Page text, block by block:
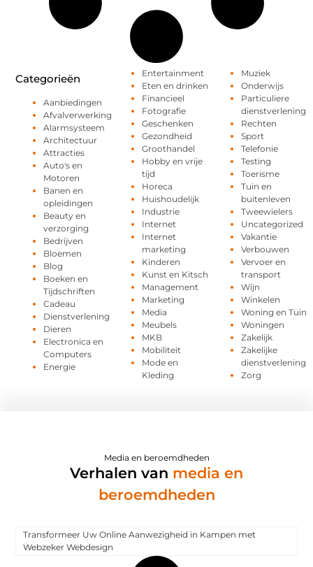
Categorieën
Aanbiedingen
Afvalverwerking
Alarmsysteem
Architectuur
Attracties
Auto's en
Motoren
Banen en
opleidingen
Beauty en
verzorging
Bedrijven
Bloemen
Blog
Boeken en
Tijdschriften
Cadeau
Dienstverlening
Dieren
Electronica en
Computers
Energie
Entertainment
Eten en drinken
Financieel
Fotografie
Geschenken
Gezondheid
Groothandel
Hobby en vrije
tijd
Horeca
Huishoudelijk
Industrie
Internet
Internet
marketing
Kinderen
Kunst en Kitsch
Management
Marketing
Media
Meubels
MKB
Mobiliteit
Mode en
Kleding
Muziek
Onderwijs
Particuliere
dienstverlening
Rechten
Sport
Telefonie
Testing
Toerisme
Tuin en
buitenleven
Tweewielers
Uncategorized
Vakantie
Verbouwen
Vervoer en
transport
Wijn
Winkelen
Woning en Tuin
Woningen
Zakelijk
Zakelijke
dienstverlening
Zorg
Media en beroemdheden
Verhalen van media en
beroemdheden
Transformeer Uw Online Aanwezigheid in Kampen met
Webzeker Webdesign